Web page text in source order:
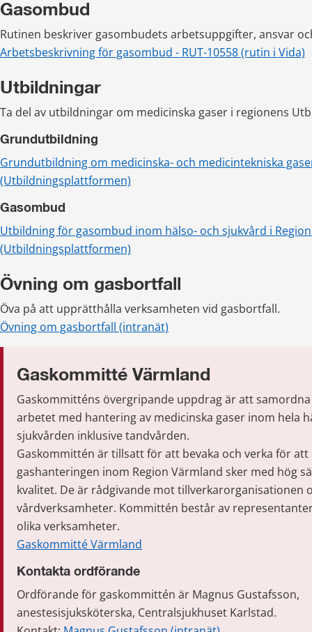
Gasombud
Rutinen beskriver gasombudets arbetsuppgifter, ansvar
Arbetsbeskrivning för gasombud - RUT-10558 (rutin i Vida)
Utbildningar
Ta del av utbildningar om medicinska gaser i regionens
Grundutbildning
Grundutbildning om medicinska- och medicintekniska
(Utbildningsplattformen)
Gasombud
Utbildning för gasombud inom hälso- och sjukvård i
(Utbildningsplattformen)
Övning om gasbortfall
Öva på att upprätthålla verksamheten vid gasbortfall.
Övning om gasbortfall (intranät)
Gaskommitté Värmland
Gaskommitténs övergripande uppdrag är att
arbetet med hantering av medicinska gaser inom hela
sjukvården inklusive tandvården.
Gaskommittén är tillsatt för att bevaka och verka för att
gashanteringen inom Region Värmland sker med hög
kvalitet. De är rådgivande mot tillverkarorganisationen
vårdverksamheter. Kommittén består av
olika verksamheter.
Gaskommitté Värmland
Kontakta ordförande
Ordförande för gaskommittén är Magnus Gustafsson,
anestesisjuksköterska, Centralsjukhuset Karlstad.